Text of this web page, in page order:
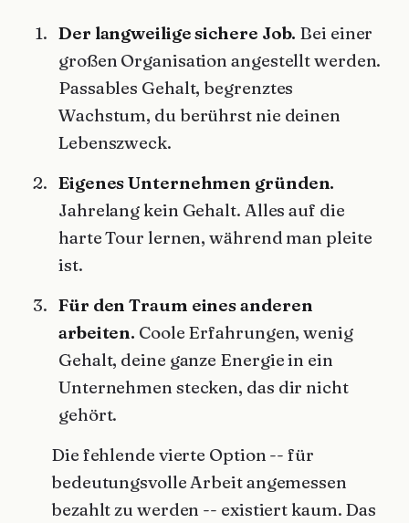
Der langweilige sichere Job. Bei einer
großen Organisation angestellt werden.
Passables Gehalt, begrenztes
Wachstum, du berührst nie deinen
Lebenszweck.
Eigenes Unternehmen gründen.
Jahrelang kein Gehalt. Alles auf die
harte Tour lernen, während man pleite
ist.
Für den Traum eines anderen
arbeiten. Coole Erfahrungen, wenig
Gehalt, deine ganze Energie in ein
Unternehmen stecken, das dir nicht
gehört.
Die fehlende vierte Option -- für
bedeutungsvolle Arbeit angemessen
bezahlt zu werden -- existiert kaum. Das